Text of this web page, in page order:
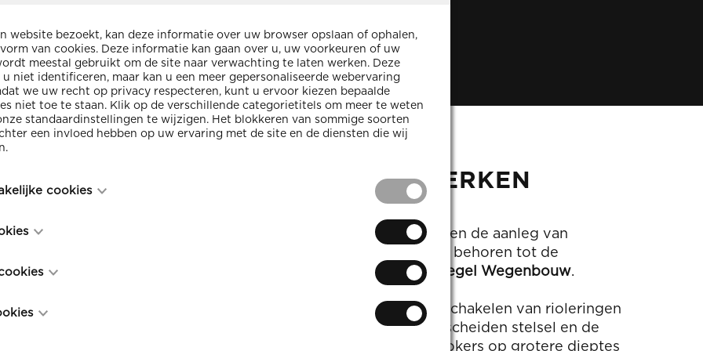
RIOLERINGSWERKEN
Collectorwerken, drainages en de aanleg van
industriële rioleringsstelsels behoren tot de
Norré-Behaegel Wegenbouw.
Ook het vernieuwen en omschakelen van rioleringen
in dorpskernen naar een gescheiden stelsel en de
aanleg van collectoren en kokers op grotere dieptes
website bezoekt, kan deze informatie over uw browser opslaan of ophalen,
van cookies. Deze informatie kan gaan over u, uw voorkeuren of uw
meestal gebruikt om de site naar verwachting te laten werken. Deze
niet identificeren, maar kan u een meer gepersonaliseerde webervaring
we uw recht op privacy respecteren, kunt u ervoor kiezen bepaalde
niet toe te staan. Klik op de verschillende categorietitels om meer te weten
standaardinstellingen te wijzigen. Het blokkeren van sommige soorten
een invloed hebben op uw ervaring met de site en de diensten die wij
cookies
zijn noodzakelijk voor het functioneren van de website en kunnen niet
worden in onze systemen. Deze worden meestal alleen ingesteld als een
privacy voorkeuren, inloggen of het invullen van formulieren. U kunt uw
dat u op de hoogte wordt gebracht over deze cookies of dat ze
persoonlijk identificeerbare informatie op.
ook gekend als “functionaliteitscookies”, stellen een website in staat om
het verleden heeft gemaakt te onthouden, zoals welke taal u verkiest, voor
kan inloggen.
ook gekend als “prestatiecookies”, verzamelen informatie over hoe u
zoals welke pagina’s u heeft bezocht en op welke links u heeft geklikt.